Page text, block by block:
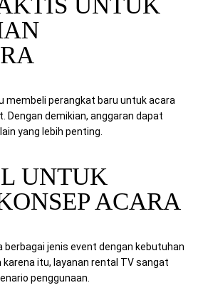
UNTUK
membeli perangkat baru untuk acara
Dengan demikian, anggaran dapat
yang lebih penting.
UNTUK
ACARA
berbagai jenis event dengan kebutuhan
karena itu, layanan rental TV sangat
penggunaan.